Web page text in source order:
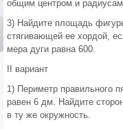
общим центром и
3) Найдите площадь
стягивающей ее хордой,
мера дуги равна 600.
II вариант
1) Периметр правильного
равен 6 дм. Найдите
в ту же окружность.